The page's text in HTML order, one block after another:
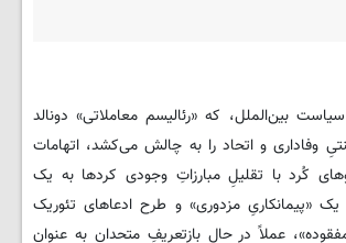
بین‌الملل، که «رئالیسم معاملاتی» دونالد
وفاداری و اتحاد را به چالش می‌کشد، اتهامات
کُرد با تقلیلِ مبارزاتِ وجودی کردها به یک
«پیمانکاریِ مزدوری» و طرح ادعاهای تئوریک
عملاً در حال بازتعریفِ متحدان به عنوان